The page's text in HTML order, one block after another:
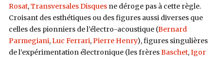
Rosat,Transversales Disquesne déroge pas à cette règle.
Croisant des esthétiques ou des figures aussi diverses que
celles des pionniers de l’électro-acoustique (Bernard
Parmegiani,Luc Ferrari, Pierre Henry), figures singulières
de l’expérimentation électronique (les frèresBaschet,Igor